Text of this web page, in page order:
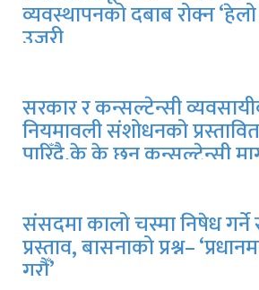
व्यवस्थापनको दबाब रोक्न
उजुरी
सरकार र कन्सल्टेन्सी
नियमावली संशोधनको
पारिँदै,के के छन् कन्सल्टेन्सी
संसदमा कालो चस्मा निषेध
प्रस्ताव, बासनाको प्रश्न–
गरौँ’